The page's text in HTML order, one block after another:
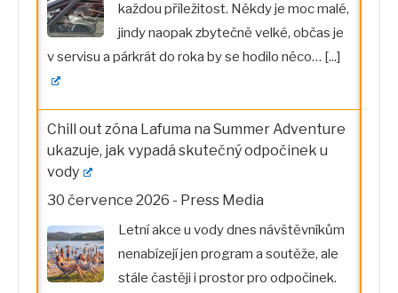
každou příležitost. Někdy je moc malé,
jindy naopak zbytečně velké, občas je
v servisu a párkrát do roka by se hodilo něco… [...]
Chill out zóna Lafuma na Summer Adventure
ukazuje, jak vypadá skutečný odpočinek u
vody
30 července 2026 - Press Media
Letní akce u vody dnes návštěvníkům
nenabízejí jen program a soutěže, ale
stále častěji i prostor pro odpočinek.